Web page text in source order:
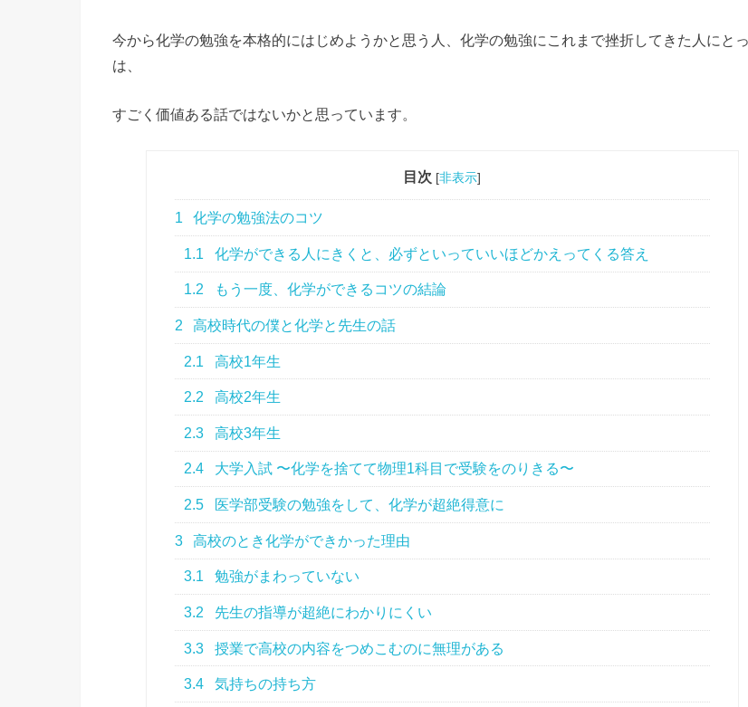
今から化学の勉強を本格的にはじめようかと思う人、化学の勉強にこれまで挫折してきた人にと
は、
すごく価値ある話ではないかと思っています。
目次 [非表示]
1 化学の勉強法のコツ
1.1 化学ができる人にきくと、必ずといっていいほどかえってくる答え
1.2 もう一度、化学ができるコツの結論
2 高校時代の僕と化学と先生の話
2.1 高校1年生
2.2 高校2年生
2.3 高校3年生
2.4 大学入試 〜化学を捨てて物理1科目で受験をのりきる〜
2.5 医学部受験の勉強をして、化学が超絶得意に
3 高校のとき化学ができかった理由
3.1 勉強がまわっていない
3.2 先生の指導が超絶にわかりにくい
3.3 授業で高校の内容をつめこむのに無理がある
3.4 気持ちの持ち方